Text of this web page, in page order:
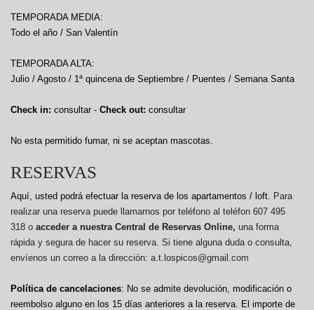
TEMPORADA MEDIA:
Todo el año / San Valentín
TEMPORADA ALTA:
Julio / Agosto / 1ª quincena de Septiembre / Puentes / Semana Santa
Check in: consultar - Check out: consultar
No esta permitido fumar, ni se aceptan mascotas.
RESERVAS
Aquí, usted podrá efectuar la reserva de los apartamentos / loft. Para
realizar una reserva puede llamarnos por teléfono al teléfon 607 495
318 o acceder a nuestra Central de Reservas Online, una forma
rápida y segura de hacer su reserva. Si tiene alguna duda o consulta,
envíenos un correo a la dirección: a.t.lospicos@gmail.com
Política de cancelaciones: No se admite devolución, modificación o
reembolso alguno en los 15 días anteriores a la reserva. El importe de